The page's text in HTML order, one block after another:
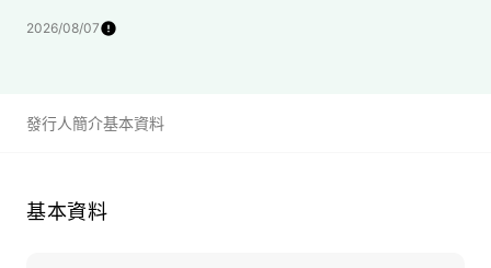
2026/08/07
發行人簡介基本資料
基本資料